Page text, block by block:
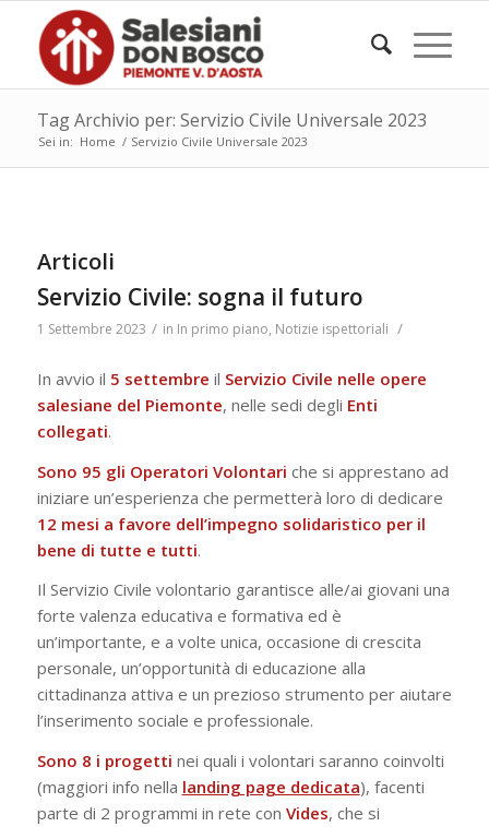
Tag Archivio per: Servizio Civile Universale 2023
Sei in: Home / Servizio Civile Universale 2023
Articoli
Servizio Civile: sogna il futuro
1 Settembre 2023 / in In primo piano, Notizie ispettoriali /
In avvio il 5 settembre il Servizio Civile nelle opere
salesiane del Piemonte, nelle sedi degli Enti
collegati.
Sono 95 gli Operatori Volontari che si apprestano ad
iniziare un’esperienza che permetterà loro di dedicare
12 mesi a favore dell’impegno solidaristico per il
bene di tutte e tutti.
Il Servizio Civile volontario garantisce alle/ai giovani una
forte valenza educativa e formativa ed è
un’importante, e a volte unica, occasione di crescita
personale, un’opportunità di educazione alla
cittadinanza attiva e un prezioso strumento per aiutare
l’inserimento sociale e professionale.
Sono 8 i progetti nei quali i volontari saranno coinvolti
(maggiori info nella landing page dedicata), facenti
parte di 2 programmi in rete con Vides, che si